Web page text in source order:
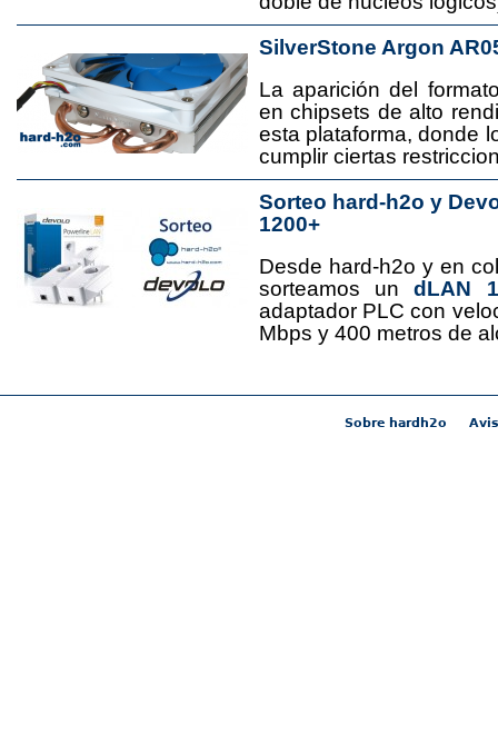
SilverStone Argon
La aparición del
en chipsets de alto
esta plataforma, donde
cumplir ciertas
Sorteo hard-h2o y
1200+
Desde hard-h2o y en
sorteamos undLAN
adaptador PLC con
Mbps y 400 metros de
Sobre hardh2o